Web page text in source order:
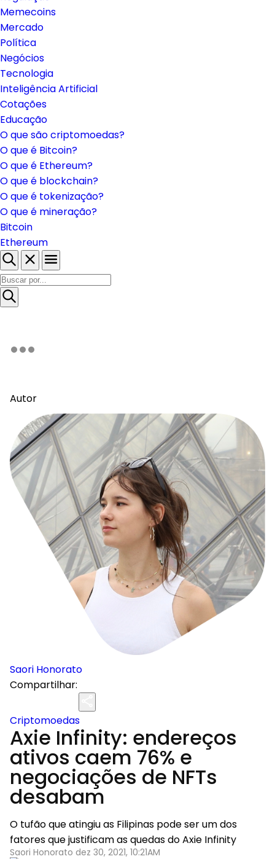
Memecoins
Mercado
Política
Negócios
Tecnologia
Inteligência Artificial
Cotações
Educação
O que são criptomoedas?
O que é Bitcoin?
O que é Ethereum?
O que é blockchain?
O que é tokenização?
O que é mineração?
Bitcoin
Ethereum
Autor
Saori Honorato
Compartilhar:
Criptomoedas
Axie Infinity: endereços
ativos caem 76% e
negociações de NFTs
desabam
O tufão que atingiu as Filipinas pode ser um dos
fatores que justificam as quedas do Axie Infinity
Saori Honorato dez 30, 2021, 10:21AM